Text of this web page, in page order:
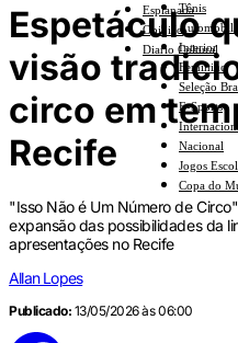
Tênis
Interior
Feminino
Seleção
E-Sports
Nacional
Jogos
Copa do
Esplanada
Opinião
Diario Cultural
Espetáculo
visão
circo em
Recife
"Isso Não é Um Número de
expansão das possibilidades da
apresentações no Recife
Allan Lopes
Publicado: 13/05/2026 às 06:00